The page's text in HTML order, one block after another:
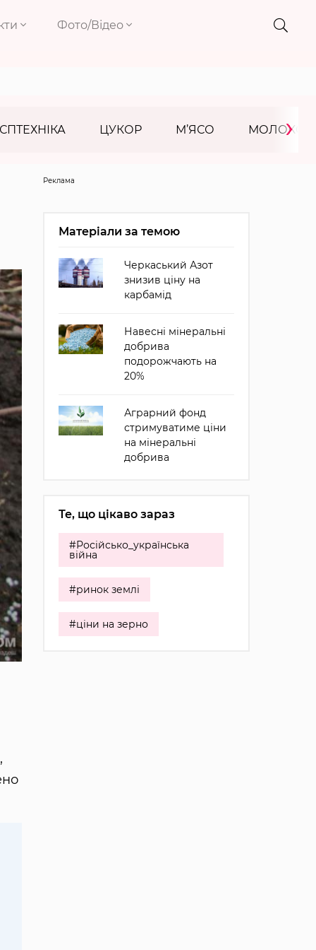
Фото/Відео
ЦУКОР М’ЯСО МОЛОКО
›
Реклама
Матеріали за темою
Черкаський Азот
знизив ціну на
карбамід
Навесні мінеральні
добрива
подорожчають на
20%
Аграрний фонд
стримуватиме ціни
на мінеральні
добрива
Те, що цікаво зараз
#Російсько_українська
війна
#ринок землі
#ціни на зерно